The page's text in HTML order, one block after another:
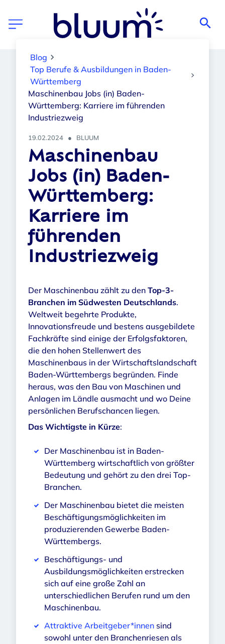
Im Maschinebau gibt es spannende und unterschiedliche
Jobprofile. (Symbolfoto)
Blog
Top Berufe & Ausbildungen in Baden-
Württemberg
Maschinenbau Jobs (in) Baden-
Württemberg: Karriere im führenden
Industriezweig
19.02.2024 ● BLUUM
Maschinenbau
Jobs (in) Baden-
Württemberg:
Karriere im
führenden
Industriezweig
Der Maschinenbau zählt zu den Top-3-
Branchen im Südwesten Deutschlands.
Weltweit begehrte Produkte,
Innovationsfreude und bestens ausgebildete
Fachkräfte sind einige der Erfolgsfaktoren,
die den hohen Stellenwert des
Maschinenbaus in der Wirtschaftslandschaft
Baden-Württembergs begründen. Finde
heraus, was den Bau von Maschinen und
Anlagen im Ländle ausmacht und wo Deine
persönlichen Berufschancen liegen.
Das Wichtigste in Kürze:
Der Maschinenbau ist in Baden-
Württemberg wirtschaftlich von größter
Bedeutung und gehört zu den drei Top-
Branchen.
Der Maschinenbau bietet die meisten
Beschäftigungsmöglichkeiten im
produzierenden Gewerbe Baden-
Württembergs.
Beschäftigungs- und
Ausbildungsmöglichkeiten erstrecken
sich auf eine große Zahl an
unterschiedlichen Berufen rund um den
Maschinenbau.
Attraktive Arbeitgeber*innen sind
sowohl unter den Branchenriesen als